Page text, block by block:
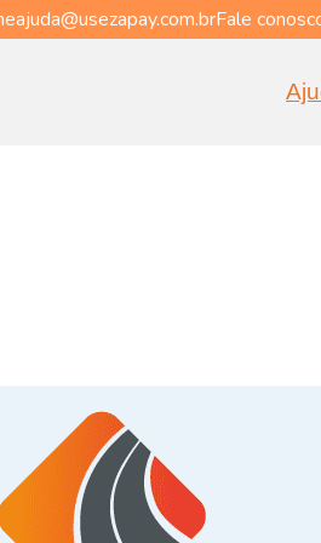
Fale